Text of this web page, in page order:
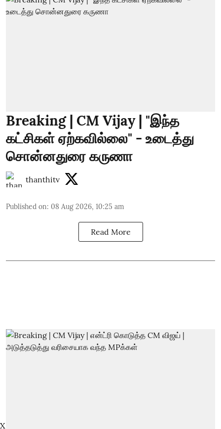
Breaking | CM Vijay | "இந்த
கட்சிகள் ஏற்கவில்லை" - உடைத்து
சொன்னதுரை கருணா
thanthitv
Published on: 08 Aug 2026, 10:25 am
Read More
X